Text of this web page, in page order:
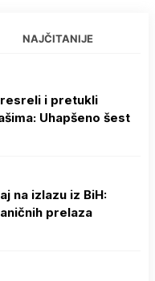
NAJČITANIJE
i pretukli
Uhapšeno šest
na izlazu iz BiH:
prelaza